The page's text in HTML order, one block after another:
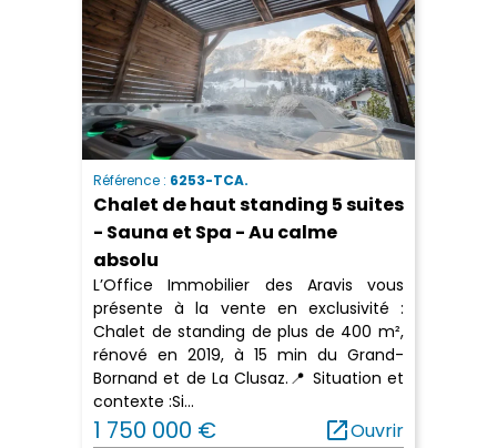
Référence : 6253-TCA.
Chalet de haut standing 5 suites
- Sauna et Spa - Au calme
absolu
L’Office Immobilier des Aravis vous
présente à la vente en exclusivité :
Chalet de standing de plus de 400 m²,
rénové en 2019, à 15 min du Grand-
Bornand et de La Clusaz.📍 Situation et
contexte :Si...
1 750 000 € open_in_newOuvrir